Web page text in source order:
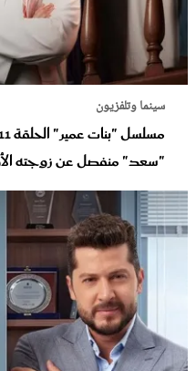
سينما وتلفزيون
"سعد" منفصل عن زوجته